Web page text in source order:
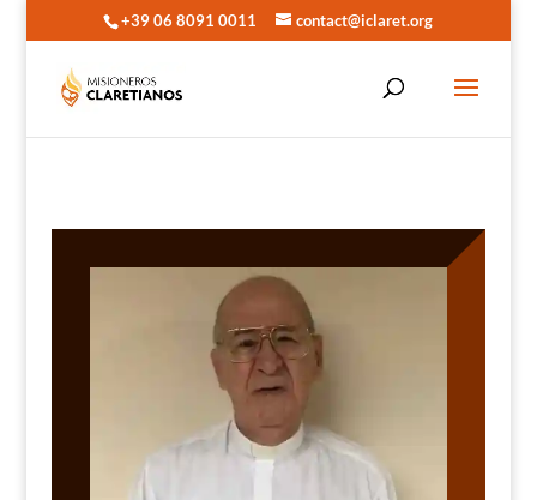
+39 06 8091 0011 contact@iclaret.org